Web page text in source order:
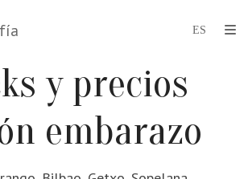
y precios
embarazo